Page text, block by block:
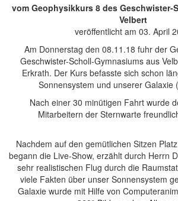
vom Geophysikkurs 8 des Geschwister-
Velbert
veröffentlicht am 03. April
Am Donnerstag den 08.11.18 fuhr der
Geschwister-Scholl-Gymnasiums aus
Erkrath. Der Kurs befasste sich schon
Sonnensystem und unserer Galaxie
Nach einer 30 minütigen Fahrt wurde
Mitarbeitern der Sternwarte
Nachdem auf den gemütlichen Sitzen
begann die Live-Show, erzählt durch Herrn
sehr realistischen Flug durch die
viele Fakten über unser Sonnensystem
Galaxie wurde mit Hilfe von